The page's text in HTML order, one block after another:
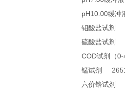
pH10.00缓冲
钼酸盐试剂
硫酸盐试剂
COD试剂（
锰试剂
六价铬试剂